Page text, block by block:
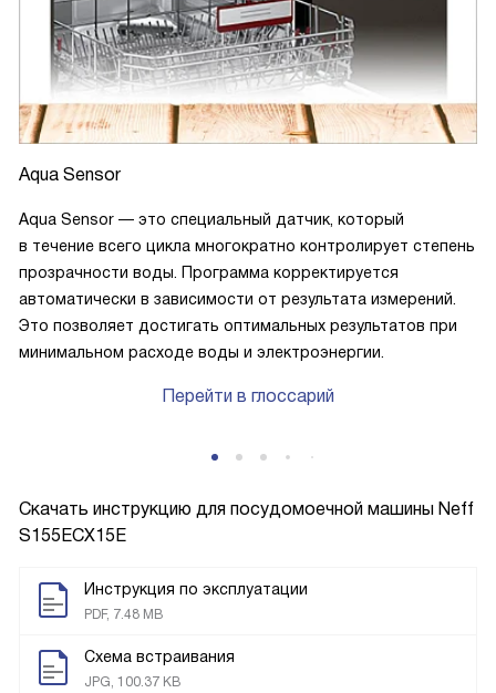
Скачать инструкцию для посудомоечной машины Neff
S155ECX15E
Инструкция по эксплуатации
PDF, 7.48 MB
Схема встраивания
JPG, 100.37 KB
Aqua Sensor
Aqua Sensor — это специальный датчик, который
в течение всего цикла многократно контролирует степень
прозрачности воды. Программа корректируется
автоматически в зависимости от результата измерений.
Это позволяет достигать оптимальных результатов при
минимальном расходе воды и электроэнергии.
Перейти в глоссарий